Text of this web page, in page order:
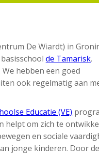
De Wiardt) in
de Tamarisk.
hebben een goed
ook regelmatig aan
Educatie (VE)
helpt om zich te
en sociale
jonge kinderen. Door